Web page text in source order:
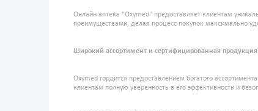
Онлайн аптека "Oxymed" предоставляет клиентам
преимуществами, делая процесс покупок максимально
Широкий ассортимент и сертифицированная продукция
Oxymed гордится предоставлением богатого
клиентам полную уверенность в его эффективности и